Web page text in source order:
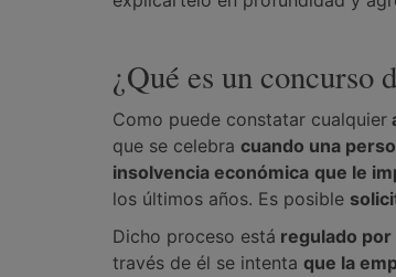
¿Qué es un concurso
Como puede constatar cualquier
que se celebra cuando una
insolvencia económica que le
los últimos años. Es posible
Dicho proceso está regulado
través de él se intenta que la